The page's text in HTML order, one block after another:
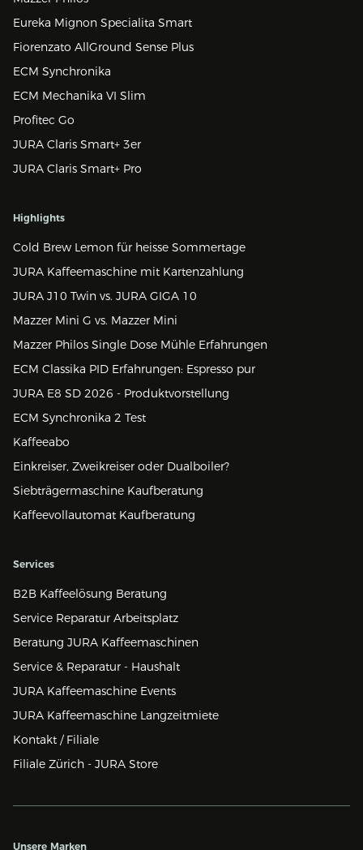
Eureka Mignon Specialita Smart
Fiorenzato AllGround Sense Plus
ECM Synchronika
ECM Mechanika VI Slim
Profitec Go
JURA Claris Smart+ 3er
JURA Claris Smart+ Pro
Highlights
Cold Brew Lemon für heisse Sommertage
JURA Kaffeemaschine mit Kartenzahlung
JURA J10 Twin vs. JURA GIGA 10
Mazzer Mini G vs. Mazzer Mini
Mazzer Philos Single Dose Mühle Erfahrungen
ECM Classika PID Erfahrungen: Espresso pur
JURA E8 SD 2026 - Produktvorstellung
ECM Synchronika 2 Test
Kaffeeabo
Einkreiser, Zweikreiser oder Dualboiler?
Siebträgermaschine Kaufberatung
Kaffeevollautomat Kaufberatung
Services
B2B Kaffeelösung Beratung
Service Reparatur Arbeitsplatz
Beratung JURA Kaffeemaschinen
Service & Reparatur - Haushalt
JURA Kaffeemaschine Events
JURA Kaffeemaschine Langzeitmiete
Kontakt / Filiale
Filiale Zürich - JURA Store
Unsere Marken